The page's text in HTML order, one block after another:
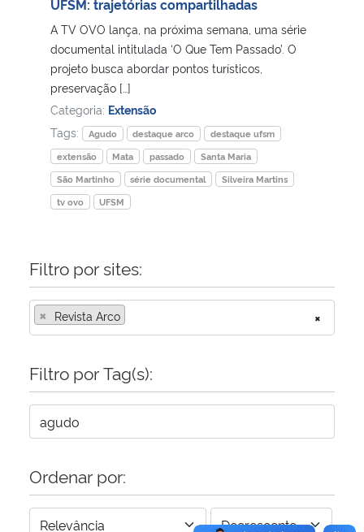
Ministério de Minas e Energia
Ministério da Ciência, Tecnologia, Inovações e Comunicações
Ministério do Meio Ambiente
Ministério do Turismo
Ministério do Desenvolvimento Regional
Secretaria-Geral
Secretaria de Governo
Gabinete de Segurança Institucional
Banco Central do Brasil
UFSM: trajetórias compartilhadas
A TV OVO lança, na próxima semana, uma série
documental intitulada ‘O Que Tem Passado’. O
projeto busca abordar pontos turísticos,
preservação […]
Categoria: Extensão
Tags:
Agudo destaque arco
destaque ufsm
extensão
Mata passado
Santa Maria
São Martinho
série documental
Silveira Martins
tv ovo
UFSM
Filtro por sites:
×
× Revista Arco
Filtro por Tag(s):
Ordenar por: